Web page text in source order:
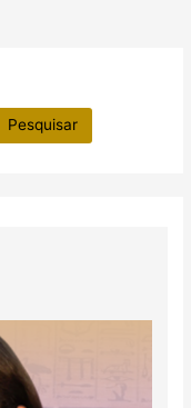
Pesquisar